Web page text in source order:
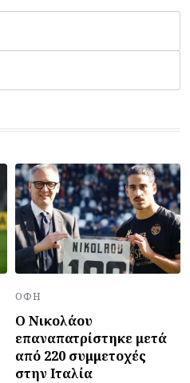
ΟΦΗ
Ο Νικολάου
επαναπατρίστηκε μετά
από 220 συμμετοχές
στην Ιταλία